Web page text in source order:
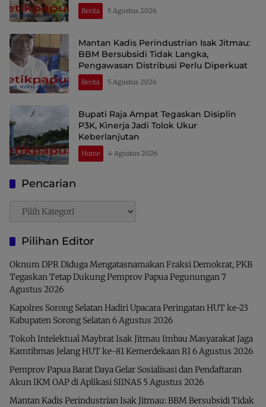
Berita 5 Agustus 2026
Mantan Kadis Perindustrian Isak Jitmau:
BBM Bersubsidi Tidak Langka,
Pengawasan Distribusi Perlu Diperkuat
Berita 5 Agustus 2026
Bupati Raja Ampat Tegaskan Disiplin
P3K, Kinerja Jadi Tolok Ukur
Keberlanjutan
Home 4 Agustus 2026
Pencarian
Pencarian
Pilihan Editor
Oknum DPR Diduga Mengatasnamakan Fraksi Demokrat, PKB
Tegaskan Tetap Dukung Pemprov Papua Pegunungan7
Agustus 2026
Kapolres Sorong Selatan Hadiri Upacara Peringatan HUT ke-23
Kabupaten Sorong Selatan6 Agustus 2026
Tokoh Intelektual Maybrat Isak Jitmau Imbau Masyarakat Jaga
Kamtibmas Jelang HUT ke-81 Kemerdekaan RI6 Agustus 2026
Pemprov Papua Barat Daya Gelar Sosialisasi dan Pendaftaran
Akun IKM OAP di Aplikasi SIINAS 5 Agustus 2026
Mantan Kadis Perindustrian Isak Jitmau: BBM Bersubsidi Tidak